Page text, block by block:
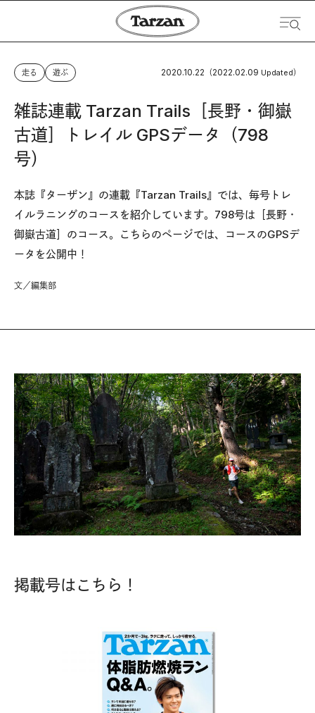
走る 遊ぶ 2020.10.22 （2022.02.09 Updated）
雑誌連載 Tarzan Trails［長野・御嶽
古道］トレイル GPSデータ（798
号）
本誌『ターザン』の連載『Tarzan Trails』では、毎号トレ
イルラニングのコースを紹介しています。798号は［長野・
御嶽古道］のコース。こちらのページでは、コースのGPSデ
ータを公開中！
文／編集部
掲載号はこちら！